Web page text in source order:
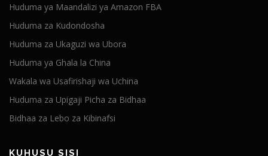
Huduma ya Maandalizi ya Amazon FBA
Huduma za Kudondosha
Huduma za Ukaguzi wa Ubora
Huduma ya Ghala la China
Wakala wa Usafirishaji wa Uchina
Huduma za Upigaji Picha za Bidhaa
Bidhaa za Lebo za Kibinafsi
KUHUSU SISI